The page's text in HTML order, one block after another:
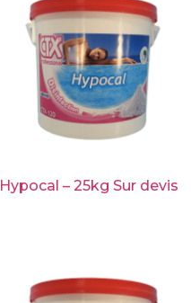
Hypocal – 25kg Sur devis